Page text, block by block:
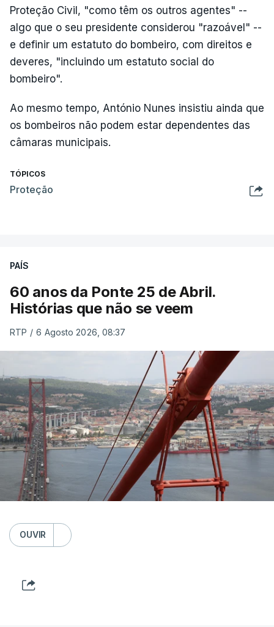
Proteção Civil, "como têm os outros agentes" --
algo que o seu presidente considerou "razoável" --
e definir um estatuto do bombeiro, com direitos e
deveres, "incluindo um estatuto social do
bombeiro".
Ao mesmo tempo, António Nunes insistiu ainda que
os bombeiros não podem estar dependentes das
câmaras municipais.
TÓPICOS
Proteção
PAÍS
60 anos da Ponte 25 de Abril.
Histórias que não se veem
RTP / 6 Agosto 2026, 08:37
OUVIR